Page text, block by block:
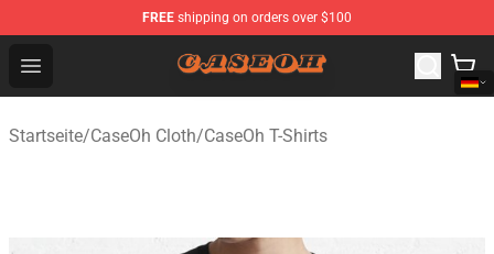
FREE shipping on orders over $100
Open menu
CaseOh Shop - Official CaseOh Merchandise Store
Startseite/CaseOh Cloth/CaseOh T-Shirts